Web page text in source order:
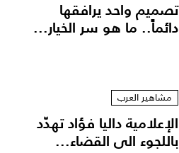
تصميم واحد يرافقها
دائماً.. ما هو سر الخيار...
مشاهير العرب
الإعلامية داليا فؤاد تهدّد
باللجوء الى القضاء...